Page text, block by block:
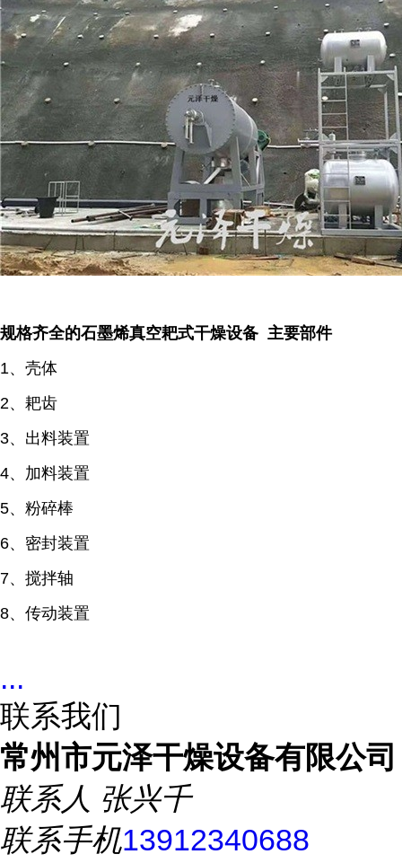
规格齐全的石墨烯真空耙式干燥设备 主要部件
1、壳体
2、耙齿
3、出料装置
4、加料装置
5、粉碎棒
6、密封装置
7、搅拌轴
8、传动装置
...
联系我们
常州市元泽干燥设备有限公司
联系人 张兴千
联系手机13912340688